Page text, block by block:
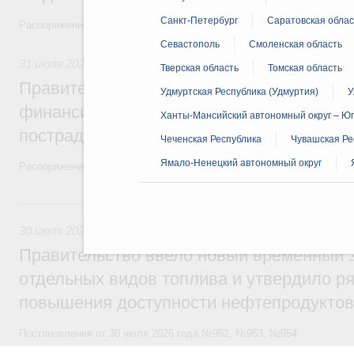
Санкт-Петербург Саратовская
Севастополь Смоленская область
Тверская область Томская область
Удмуртская Республика (Удмуртия)
Ханты-Мансийский автономный округ –
Чеченская Республика Чувашская
Ямало-Ненецкий автономный округ
Распоряжение от 29 июля 2026 года №2016-р
Чрезвычайные ситуации и ликвидация их
Правительство выделило
финансирование Дагестану и Чечне на
пострадавшим от наводнения
Распоряжение от 28 июля 2026 года №1999-р и распоряжение от
Правительство ввело новый временный
отдельных видов топлива и утвердило
повышения доступности нефтепродуктов